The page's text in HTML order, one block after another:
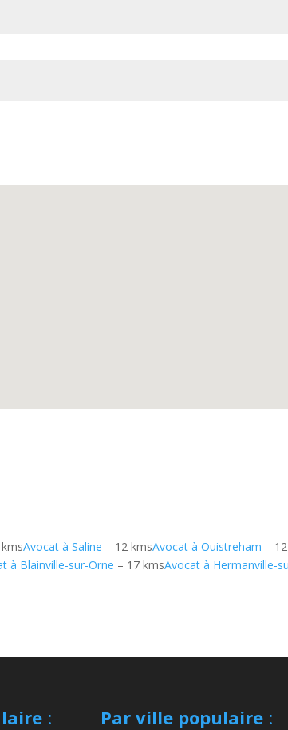
Avocat à Saline – 12 kmsAvocat à Ouistreham –
à Blainville-sur-Orne – 17 kmsAvocat à Hermanville-
: Par ville populaire: